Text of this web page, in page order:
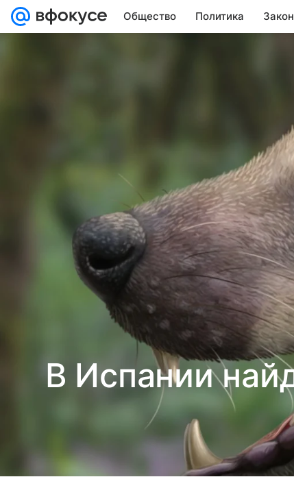
Общество Политика
В Испании